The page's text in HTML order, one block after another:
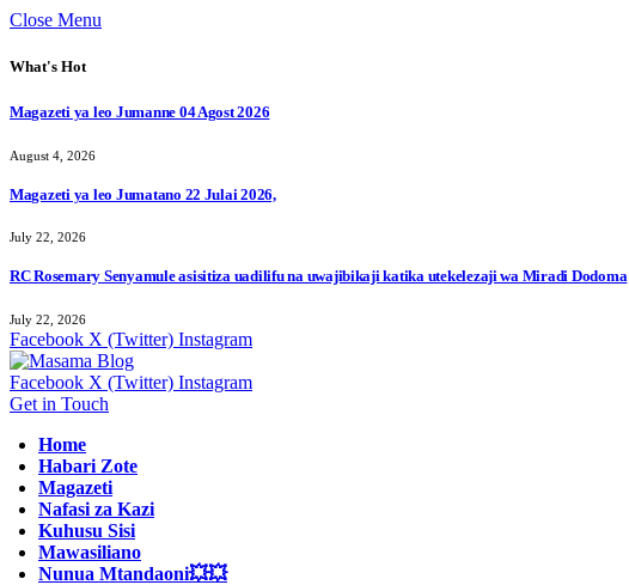
Close Menu
What's Hot
Magazeti ya leo Jumanne 04 Agost 2026
August 4, 2026
Magazeti ya leo Jumatano 22 Julai 2026,
July 22, 2026
RC Rosemary Senyamule asisitiza uadilifu na uwajibikaji katika utekelezaji wa Miradi Dodoma
July 22, 2026
Facebook X (Twitter) Instagram
Facebook X (Twitter) Instagram
Get in Touch
Home
Habari Zote
Magazeti
Nafasi za Kazi
Kuhusu Sisi
Mawasiliano
Nunua Mtandaoni💥💥